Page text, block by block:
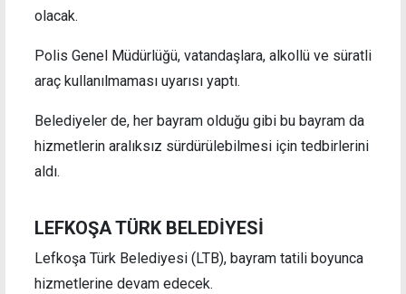
olacak.
Polis Genel Müdürlüğü, vatandaşlara, alkollü ve süratli
araç kullanılmaması uyarısı yaptı.
Belediyeler de, her bayram olduğu gibi bu bayram da
hizmetlerin aralıksız sürdürülebilmesi için tedbirlerini
aldı.
LEFKOŞA TÜRK BELEDİYESİ
Lefkoşa Türk Belediyesi (LTB), bayram tatili boyunca
hizmetlerine devam edecek.